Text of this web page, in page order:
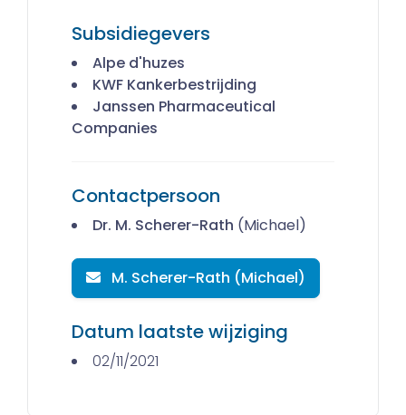
Subsidiegevers
Alpe d'huzes
KWF Kankerbestrijding
Janssen Pharmaceutical
Companies
Contactpersoon
Dr. M. Scherer-Rath (Michael)
M. Scherer-Rath (Michael)
Datum laatste wijziging
02/11/2021